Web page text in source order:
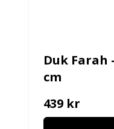
Duk Farah
cm
439 kr